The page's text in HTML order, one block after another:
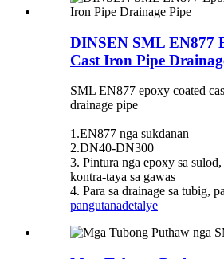
DINSEN SML EN877
Cast Iron Pipe
SML EN877 epoxy coated
drainage pipe
1.EN877 nga sukdanan
2.DN40-DN300
3. Pintura nga epoxy sa
kontra-taya sa gawas
4. Para sa drainage sa tubig,
pangutanadetalye